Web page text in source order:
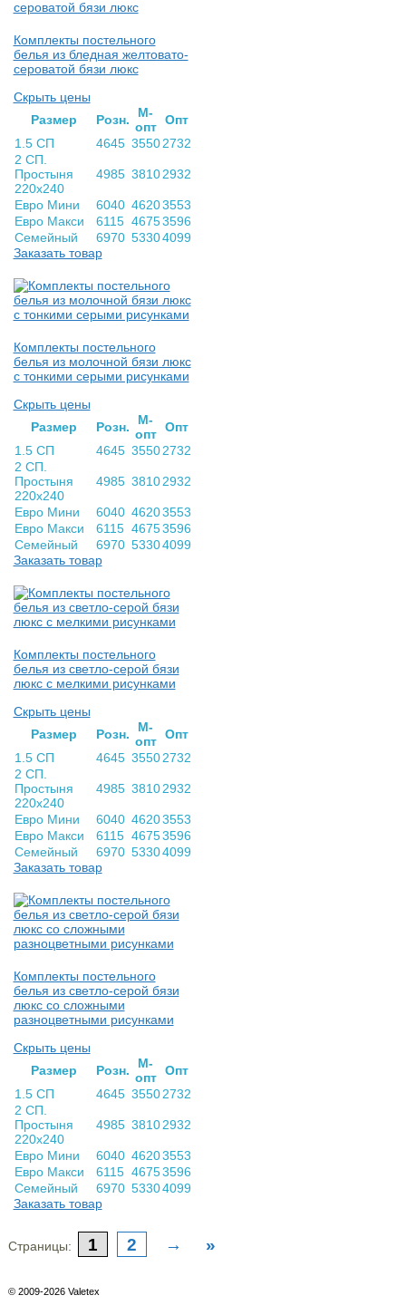
Комплекты постельного
белья из бледная желтовато-
сероватой бязи люкс
Скрыть цены
Раз­мер
Розн.
М-
опт Опт
1.5 СП
4645 3550 2732
2 СП.
Простыня
220х240
4985 3810 2932
Евро Мини 6040 46203553
Евро Макси
6115 46753596
Семейный
6970 53304099
Заказать товар
Комплекты постельного
белья из молочной бязи люкс
с тонкими серыми рисунками
Скрыть цены
Раз­мер
Розн.
М-
опт Опт
1.5 СП
4645 3550 2732
2 СП.
Простыня
220х240
4985 3810 2932
Евро Мини 6040 46203553
Евро Макси
6115 46753596
Семейный
6970 53304099
Заказать товар
Комплекты постельного
белья из светло-серой бязи
люкс с мелкими рисунками
Скрыть цены
Раз­мер
Розн.
М-
опт Опт
1.5 СП
4645 3550 2732
2 СП.
Простыня
220х240
4985 3810 2932
Евро Мини 6040 46203553
Евро Макси
6115 46753596
Семейный
6970 53304099
Заказать товар
Комплекты постельного
белья из светло-серой бязи
люкс со сложными
разноцветными рисунками
Скрыть цены
Раз­мер
Розн.
М-
опт Опт
1.5 СП
4645 3550 2732
2 СП.
Простыня
220х240
4985 3810 2932
Евро Мини 6040 46203553
Евро Макси
6115 46753596
Семейный
6970 53304099
Заказать товар
Страницы: 1 2 → »
© 2009-2026 Valetex